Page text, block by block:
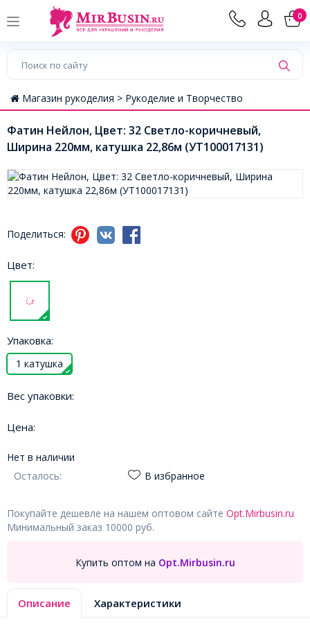
0
Магазин рукоделия > Рукоделие и Творчество
Фатин Нейлон, Цвет: 32 Светло-коричневый,
Ширина 220мм, катушка 22,86м (УТ100017131)
Поделиться:
Цвет:
Упаковка:
1 катушка
Вес упаковки:
Цена:
Нет в наличии
Осталось:
В избранное
Покупайте дешевле на нашем оптовом сайте Opt.Mirbusin.ru
Минимальный заказ 10000 руб.
Купить оптом на Opt.Mirbusin.ru
Описание Характеристики